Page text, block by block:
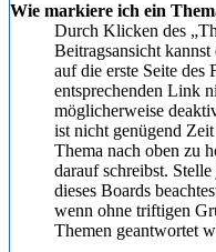
Wie markiere ich ein
Durch Klicken des
Beitragsansicht
auf die erste Seite des
entsprechenden Link
möglicherweise
ist nicht genügend
Thema nach oben zu
darauf schreibst.
dieses Boards
wenn ohne triftigen
Themen geantwortet